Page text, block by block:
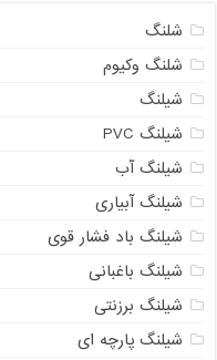
شلنگ
شلنگ وکیوم
شیلنگ
شیلنگ PVC
شیلنگ آب
شیلنگ آبیاری
شیلنگ باد فشار قوی
شیلنگ باغبانی
شیلنگ برزنتی
شیلنگ پارچه‌ ای